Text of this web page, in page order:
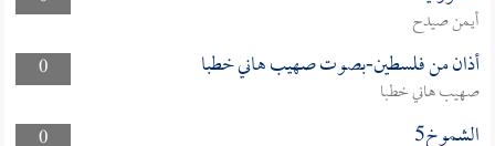
أيمن صيدح
0
أذان من فلسطين-بصوت صهيب هاني خطبا
صهيب هاني خطبا
الشموخ5